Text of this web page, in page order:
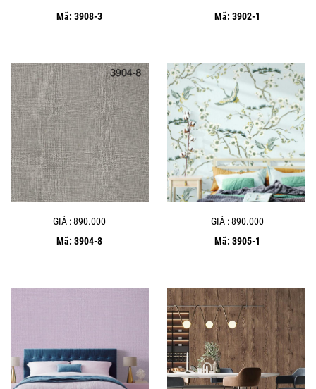
Mã: 3908-3
Mã: 3902-1
GIÁ : 890.000
Mã: 3904-8
GIÁ : 890.000
Mã: 3905-1